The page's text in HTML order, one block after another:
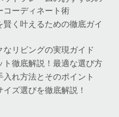
コーディネート術
賢く叶えるための徹底ガイ
リビングの実現ガイド
ト徹底解説！最適な選び方
れ方法とそのポイント
ズ選びを徹底解説！